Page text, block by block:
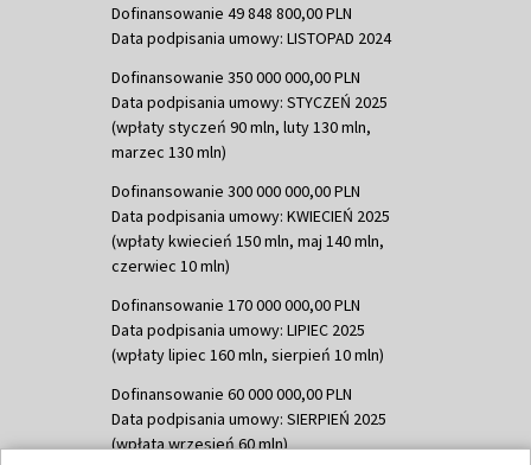
Dofinansowanie 49 848 800,00 PLN
Data podpisania umowy: LISTOPAD 2024
Dofinansowanie 350 000 000,00 PLN
Data podpisania umowy: STYCZEŃ 2025
(wpłaty styczeń 90 mln, luty 130 mln,
marzec 130 mln)
Dofinansowanie 300 000 000,00 PLN
Data podpisania umowy: KWIECIEŃ 2025
(wpłaty kwiecień 150 mln, maj 140 mln,
czerwiec 10 mln)
Dofinansowanie 170 000 000,00 PLN
Data podpisania umowy: LIPIEC 2025
(wpłaty lipiec 160 mln, sierpień 10 mln)
Dofinansowanie 60 000 000,00 PLN
Data podpisania umowy: SIERPIEŃ 2025
(wpłata wrzesień 60 mln)